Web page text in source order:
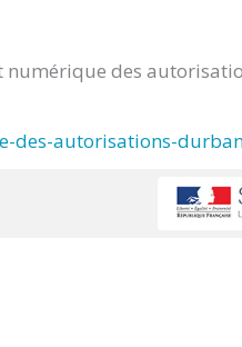
des
des-autorisations-